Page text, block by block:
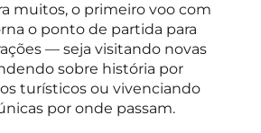
muitos, o primeiro voo com
o ponto de partida para
— seja visitando novas
sobre história por
turísticos ou vivenciando
por onde passam.